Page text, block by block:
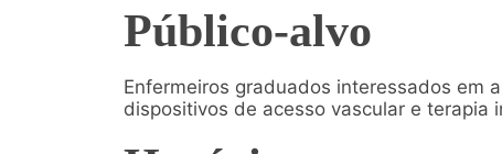
Público-alvo
Enfermeiros graduados interessados em
dispositivos de acesso vascular e terapia